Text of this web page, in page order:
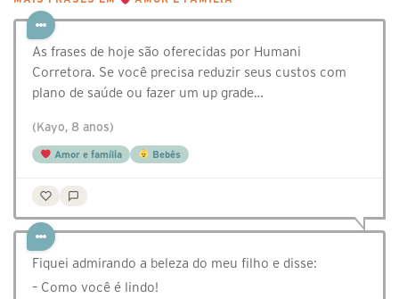
As frases de hoje são oferecidas por Humani
Corretora. Se você precisa reduzir seus custos com
plano de saúde ou fazer um up grade…
(Kayo, 8 anos)
Amor e família Bebês
Fiquei admirando a beleza do meu filho e disse:
– Como você é lindo!